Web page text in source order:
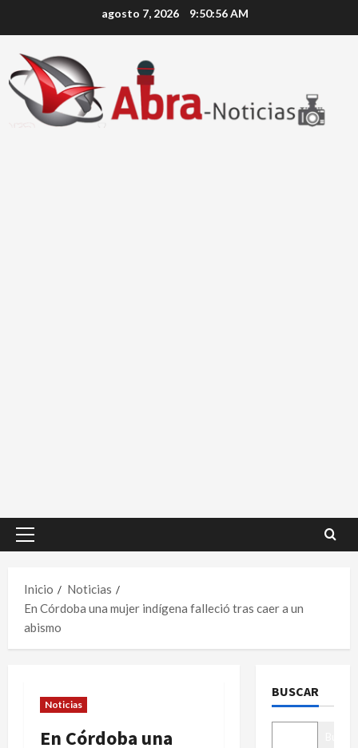
agosto 7, 2026 9:50:57 AM
Menú
Inicio
Noticias
En Córdoba una mujer indígena falleció tras caer a un
abismo
Noticias
En Córdoba una
BUSCAR